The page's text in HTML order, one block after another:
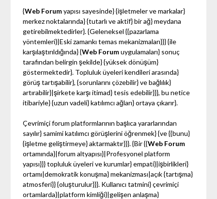
{Web Forumyapısı sayesinde} {işletmeler ve markalar}
merkez noktalarında} {tutarlı ve aktif} bir ağ} meydana
getirebilmektedirler}. {Geleneksel {{pazarlama
yöntemleri}|Eski zamankı temas mekanizmaları}}} {ile
karşılaştırıldığında} {Web Forumuygulamaları} sonuç
tarafından belirgin şekilde} {yüksek dönüşüm}
göstermektedir}. Topluluk üyeleri kendileri arasında}
görüş tartışabilir}, {sorunlarını çözebilir} ve bağlılık}
artırabilir}|şirkete karşı itimad} tesis edebilir}}}, bu netice
itibariyle} {uzun vadeli} katılımcı ağları} ortaya çıkarır}.
Çevrimiçi forum platformlarının başlıca yararlarından
sayılır} samimi katılımcı görüşlerini öğrenmek} {ve {{bunu}
{işletme geliştirmeye} aktarmaktır}}}. {Bir {{Web Forum
ortamında}|forum altyapısı}|Profesyonel platform
yapısı}}} topluluk üyeleri ve kurumlar} empati}|işbirlikleri}
ortamı|demokratik konuşma} mekanizması|açık {tartışma}
atmosferi}} {oluşturulur}}}. Kullanıcı tatmini} çevrimiçi
ortamlarda}|platform kimliği}|gelişen anlaşma}